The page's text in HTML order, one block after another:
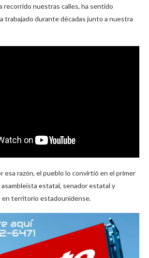
recorrido nuestras calles, ha sentido
trabajado durante décadas junto a nuestra
esa razón, el pueblo lo convirtió en el primer
estatal, senador estatal y
en territorio estadounidense.